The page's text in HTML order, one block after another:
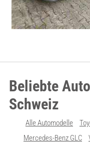
Beliebte
Schweiz
Alle Automodelle
Mercedes-Benz GLC